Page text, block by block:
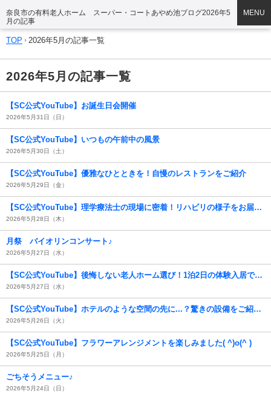
奈良市の有料老人ホーム スーパー・コートあやめ池ブログ2026年5
月の記事
MENU
TOP 2026年5月の記事一覧
2026年5月の記事一覧
【SC公式YouTube】お誕生日会開催
2026年5月31日（日）
【SC公式YouTube】いつもの午前中の風景
2026年5月30日（土）
【SC公式YouTube】優雅なひとときを！自慢のレストランをご紹介
2026年5月29日（金）
【SC公式YouTube】理学療法士の現場に密着！リハビリの様子をお届けします
2026年5月28日（木）
月祭 バイオリンコンサート♪
2026年5月27日（水）
【SC公式YouTube】後悔しない老人ホーム選び！1泊2日の体験入居でわかる「本当の暮らし」
2026年5月27日（水）
【SC公式YouTube】ホテルのような空間の先に...？驚きの設備をご紹介！
2026年5月26日（火）
【SC公式YouTube】フラワーアレンジメントを楽しみました( ^)o(^ )
2026年5月25日（月）
ごちそうメニュー♪
2026年5月24日（日）